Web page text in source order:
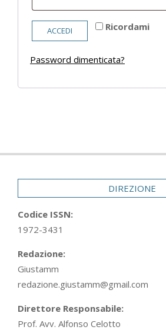
Ricordami
ACCEDI
Password dimenticata?
05-
DIREZIONE
Codice ISSN:
1972-3431
Redazione:
Giustamm
redazione.giustamm@gmail.com
Direttore Responsabile:
Prof. Avv. Alfonso Celotto